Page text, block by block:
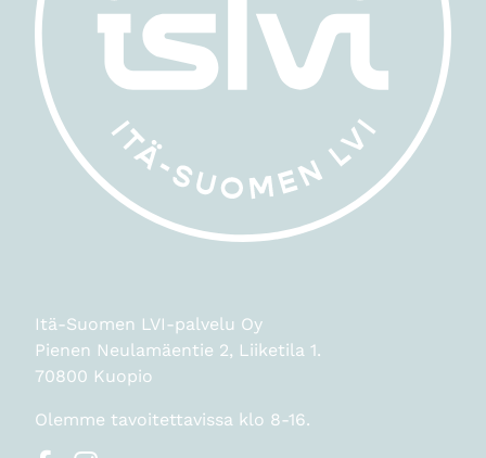
Itä-Suomen LVI-palvelu Oy
Pienen Neulamäentie 2, Liiketila 1.
70800 Kuopio
Olemme tavoitettavissa klo 8-16.